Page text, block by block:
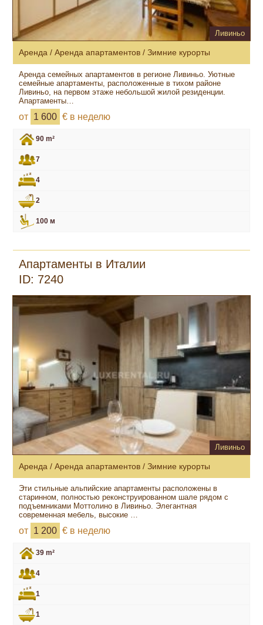
Ливиньо
Аренда / Аренда апартаментов / Зимние курорты
Аренда семейных апартаментов в регионе Ливиньо. Уютные
семейные апартаменты, расположенные в тихом районе
Ливиньо, на первом этаже небольшой жилой резиденции.
Апартаменты…
от 1 600 € в неделю
90 m²
7
4
2
100 м
Апартаменты в Италии
ID: 7240
Ливиньо
Аренда / Аренда апартаментов / Зимние курорты
Эти стильные альпийские апартаменты расположены в
старинном, полностью реконструированном шале рядом с
подъемниками Моттолино в Ливиньо. Элегантная
современная мебель, высокие …
от 1 200 € в неделю
39 m²
4
1
1